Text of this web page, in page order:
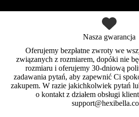
Nasza gwarancja
Oferujemy bezpłatne zwroty we
związanych z rozmiarem, dopóki nie
rozmiaru i oferujemy 30-dniową
zadawania pytań, aby zapewnić Ci
zakupem. W razie jakichkolwiek pytań
o kontakt z działem obsługi